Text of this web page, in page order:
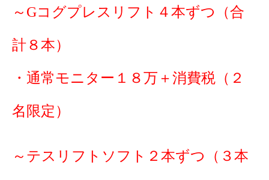
～Gコグプレスリフト４本ずつ（合
計８本）
・通常モニター１８万＋消費税（２
名限定）
～テスリフトソフト２本ずつ（３本